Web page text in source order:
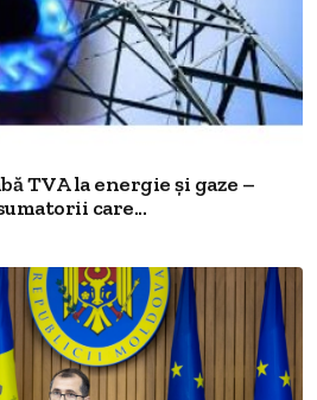
TVA la energie și gaze –
care...